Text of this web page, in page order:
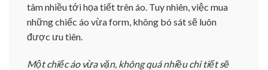
tâm nhiều tới họa tiết trên áo. Tuy nhiên, việc mua
những chiếc áo vừa form, không bó sát sẽ luôn
được ưu tiên.
Một chiếc áo vừa vặn, không quá nhiều chi tiết sẽ